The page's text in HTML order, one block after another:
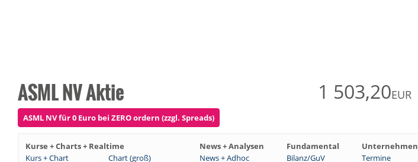
ASML NV Aktie 1 503,20EUR
ASML NV für 0 Euro bei ZERO ordern (zzgl. Spreads)
Kurse + Charts + Realtime News + Analysen Fundamental Unternehmen
Kurs + Chart
Chart (groß) News + Adhoc Bilanz/GuV Termine